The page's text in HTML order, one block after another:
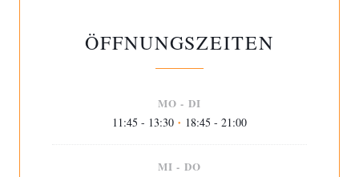
ÖFFNUNGSZEITEN
MO - DI
11:45 - 13:30 • 18:45 - 21:00
MI - DO